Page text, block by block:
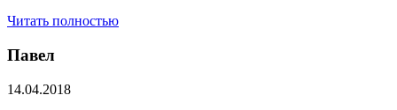
Читать полностью
Павел
14.04.2018